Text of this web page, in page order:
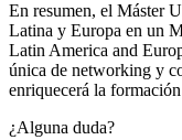
En resumen, el Máster
Latina y Europa en un
Latin America and
única de networking y
enriquecerá la
¿Alguna duda?